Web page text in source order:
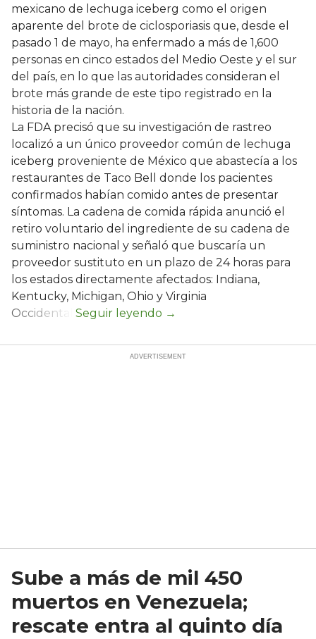
mexicano de lechuga iceberg como el origen
aparente del brote de ciclosporiasis que, desde el
pasado 1 de mayo, ha enfermado a más de 1,600
personas en cinco estados del Medio Oeste y el sur
del país, en lo que las autoridades consideran el
brote más grande de este tipo registrado en la
historia de la nación.
La FDA precisó que su investigación de rastreo
localizó a un único proveedor común de lechuga
iceberg proveniente de México que abastecía a los
restaurantes de Taco Bell donde los pacientes
confirmados habían comido antes de presentar
síntomas. La cadena de comida rápida anunció el
retiro voluntario del ingrediente de su cadena de
suministro nacional y señaló que buscaría un
proveedor sustituto en un plazo de 24 horas para
los estados directamente afectados: Indiana,
Kentucky, Michigan, Ohio y Virginia
Occidental.
Sube a más de mil 450
muertos en Venezuela;
rescate entra al quinto día